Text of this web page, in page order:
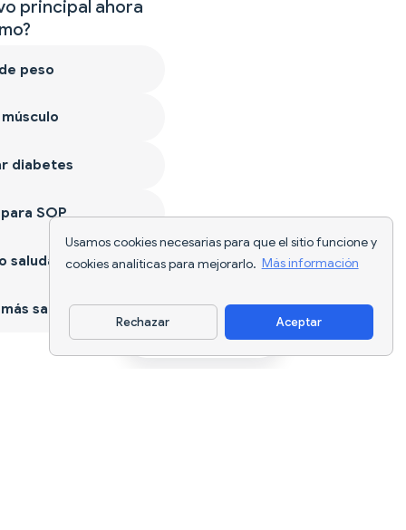
Usamos cookies necesarias para que el sitio funcione y
cookies analíticas para mejorarlo. Más información
Rechazar Aceptar
Descargar app
principal ahora
peso
diabetes
SOP
saludable
sano